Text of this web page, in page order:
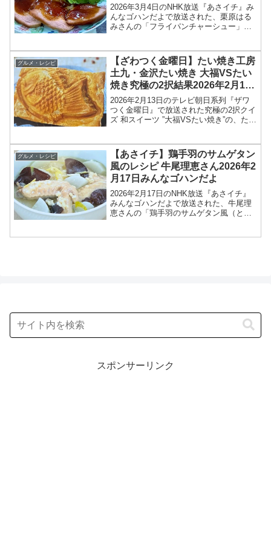
2026年3月4日のNHK放送『あさイチ』み
んなゴハンだよで放送された、栗原はる
みさんの「フライパンチャーシュー」の
るみさんが登場！栗原さんが東日本大震
災の際、被災地...
グルメ・レシピ
【ざわつく金曜日】たい焼き工房
土九・金沢たい焼き 大福VSたい
焼き究極の2択結果2026年2月13
日
2026年2月13日のテレビ朝日系列『ザワ
つく金曜日』で放送された究極の2択クイ
ズ 和スイーツ ”大福VSたい焼き”の、たい
スイーツの定番、大福とたい焼きの究極
の２択ク...
グルメ・レシピ
【あさイチ】鶏手羽のサムゲタン
風のレシピ 牛尾理恵さん2026年2
月17日みんなゴハンだよ
2026年2月17日のNHK放送『あさイチ』
みんなゴハンだよで放送された、牛尾理
恵さんの「鶏手羽のサムゲタン風（とり
スポンサーリンク